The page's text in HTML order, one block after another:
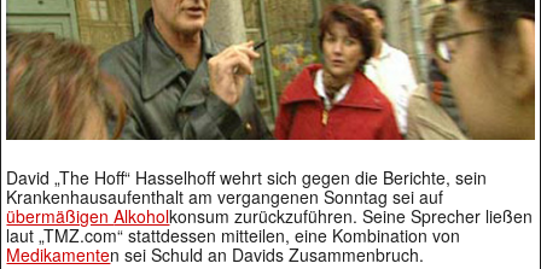
David „The Hoff“ Hasselhoff wehrt sich gegen die Berichte, sein
Krankenhausaufenthalt am vergangenen Sonntag sei auf
übermäßigenAlkoholkonsum zurückzuführen. Seine Sprecher ließen
laut „TMZ.com“ stattdessen mitteilen, eine Kombination von
Medikamenten sei Schuld an Davids Zusammenbruch.